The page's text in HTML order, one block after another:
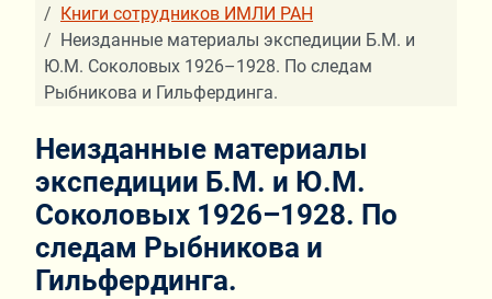
Книги сотрудников ИМЛИ РАН
Неизданные материалы экспедиции Б.М. и
Ю.М. Соколовых 1926–1928. По следам
Рыбникова и Гильфердинга.
Неизданные материалы
экспедиции Б.М. и Ю.М.
Соколовых 1926–1928. По
следам Рыбникова и
Гильфердинга.